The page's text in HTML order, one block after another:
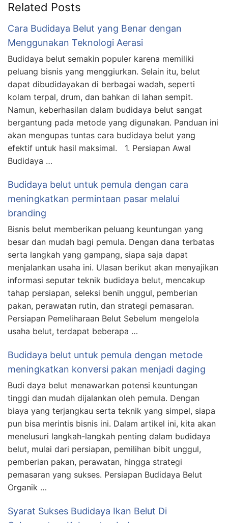
Related Posts
Cara Budidaya Belut yang Benar dengan
Menggunakan Teknologi Aerasi
Budidaya belut semakin populer karena memiliki
peluang bisnis yang menggiurkan. Selain itu, belut
dapat dibudidayakan di berbagai wadah, seperti
kolam terpal, drum, dan bahkan di lahan sempit.
Namun, keberhasilan dalam budidaya belut sangat
bergantung pada metode yang digunakan. Panduan ini
akan mengupas tuntas cara budidaya belut yang
efektif untuk hasil maksimal. 1. Persiapan Awal
Budidaya …
Budidaya belut untuk pemula dengan cara
meningkatkan permintaan pasar melalui
branding
Bisnis belut memberikan peluang keuntungan yang
besar dan mudah bagi pemula. Dengan dana terbatas
serta langkah yang gampang, siapa saja dapat
menjalankan usaha ini. Ulasan berikut akan menyajikan
informasi seputar teknik budidaya belut, mencakup
tahap persiapan, seleksi benih unggul, pemberian
pakan, perawatan rutin, dan strategi pemasaran.
Persiapan Pemeliharaan Belut Sebelum mengelola
usaha belut, terdapat beberapa …
Budidaya belut untuk pemula dengan metode
meningkatkan konversi pakan menjadi daging
Budi daya belut menawarkan potensi keuntungan
tinggi dan mudah dijalankan oleh pemula. Dengan
biaya yang terjangkau serta teknik yang simpel, siapa
pun bisa merintis bisnis ini. Dalam artikel ini, kita akan
menelusuri langkah-langkah penting dalam budidaya
belut, mulai dari persiapan, pemilihan bibit unggul,
pemberian pakan, perawatan, hingga strategi
pemasaran yang sukses. Persiapan Budidaya Belut
Organik …
Syarat Sukses Budidaya Ikan Belut Di